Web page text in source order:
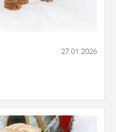
27.01.2026